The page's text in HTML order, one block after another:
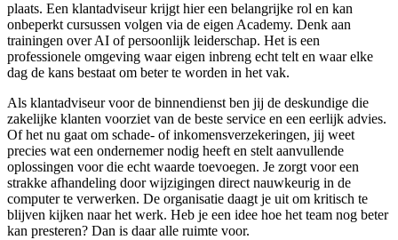
plaats. Een klantadviseur krijgt hier een belangrijke rol en kan
onbeperkt cursussen volgen via de eigen Academy. Denk aan
trainingen over AI of persoonlijk leiderschap. Het is een
professionele omgeving waar eigen inbreng echt telt en waar elke
dag de kans bestaat om beter te worden in het vak.
Als klantadviseur voor de binnendienst ben jij de deskundige die
zakelijke klanten voorziet van de beste service en een eerlijk advies.
Of het nu gaat om schade- of inkomensverzekeringen, jij weet
precies wat een ondernemer nodig heeft en stelt aanvullende
oplossingen voor die echt waarde toevoegen. Je zorgt voor een
strakke afhandeling door wijzigingen direct nauwkeurig in de
computer te verwerken. De organisatie daagt je uit om kritisch te
blijven kijken naar het werk. Heb je een idee hoe het team nog beter
kan presteren? Dan is daar alle ruimte voor.